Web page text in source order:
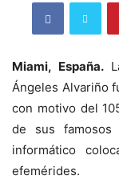
Miami, España.
Ángeles Alvariño
con motivo del
de sus famosos
informático
efemérides.